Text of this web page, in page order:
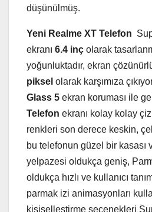
düşünülmüş.
Yeni Realme XT Telefon
ekranı 6.4 inç olarak
yoğunluktadır, ekran
piksel olarak karşımıza
Glass 5 ekran koruması ile
Telefon ekranı kolay kolay
renkleri son derece keskin,
bu telefonun güzel bir kasası
yelpazesi oldukça geniş,
oldukça hızlı ve kullanıcı
parmak izi animasyonları
kişiselleştirme seçenekleri